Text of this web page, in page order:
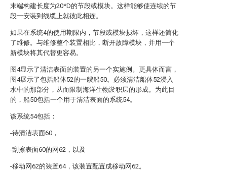
末端构建长度为20*D的节段或模块。这样能够使连续的节
段一安装到线缆上就彼此相连。
如果在系统4的使用期限内，节段或模块损坏，这样还简化
了维修。与维修整个装置相比，断开故障模块，并用一个
新模块将其代替更容易。
图4显示了清洁表面的装置的另一个实施例。更具体而言，
图4展示了包括船体52的一艘船50。必须清洁船体52浸入
水中的那部分，从而限制海洋生物淤积层的形成。为此目
的，船50包括一个用于清洁表面的系统54。
该系统54包括：
-待清洁表面60，
-刮擦表面60的网62，以及
-移动网62的装置64，该装置配置成移动网62。